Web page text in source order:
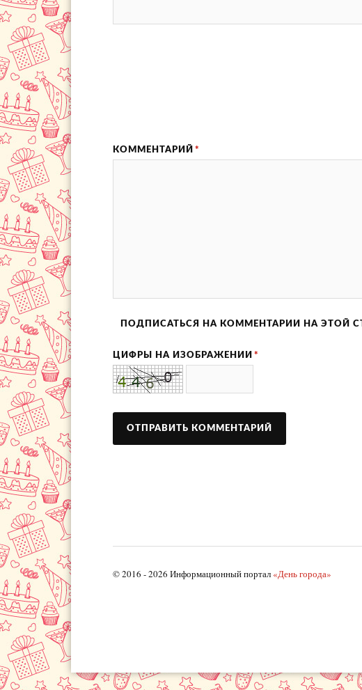
КОММЕНТАРИЙ *
ПОДПИСАТЬСЯ НА КОММЕНТАРИИ НА ЭТОЙ
ЦИФРЫ НА ИЗОБРАЖЕНИИ *
© 2016 - 2026 Информационный портал «День города»